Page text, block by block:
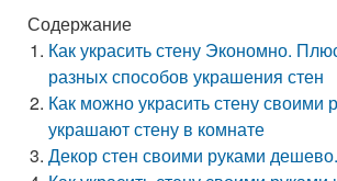
Содержание
Как украсить стену Экономно.
разных способов украшения стен
Как можно украсить стену своими
украшают стену в комнате
Декор стен своими руками